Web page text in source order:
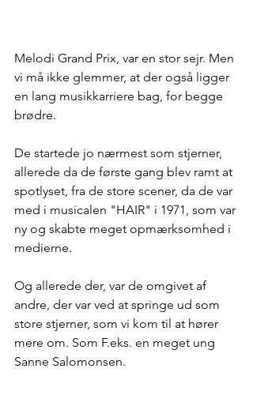
Melodi Grand Prix, var en stor sejr. Men
vi må ikke glemmer, at der også ligger
en lang musikkarriere bag, for begge
brødre.
De startede jo nærmest som stjerner,
allerede da de første gang blev ramt at
spotlyset, fra de store scener, da de var
med i musicalen "HAIR" i 1971, som var
ny og skabte meget opmærksomhed i
medierne.
Og allerede der, var de omgivet af
andre, der var ved at springe ud som
store stjerner, som vi kom til at hører
mere om. Som F.eks. en meget ung
Sanne Salomonsen.